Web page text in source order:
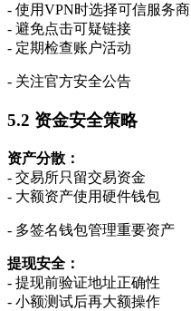
- 使用VPN时选择可信服务商
- 避免点击可疑链接
- 定期检查账户活动
- 关注官方安全公告
5.2 资金安全策略
资产分散：
- 交易所只留交易资金
- 大额资产使用硬件钱包
- 多签名钱包管理重要资产
提现安全：
- 提现前验证地址正确性
- 小额测试后再大额操作